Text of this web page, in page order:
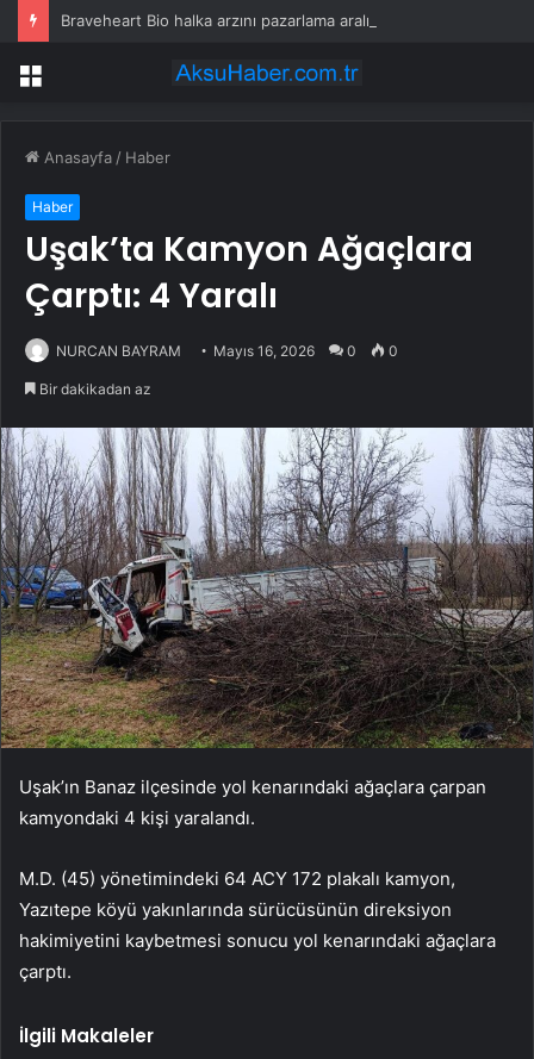
Menü
Anasayfa / Haber
Haber
Uşak’ta Kamyon Ağaçlara
Çarptı: 4 Yaralı
NURCAN BAYRAM Mayıs 16, 2026 0 0
Bir dakikadan az
Uşak’ın Banaz ilçesinde yol kenarındaki ağaçlara çarpan
kamyondaki 4 kişi yaralandı.
M.D. (45) yönetimindeki 64 ACY 172 plakalı kamyon,
Yazıtepe köyü yakınlarında sürücüsünün direksiyon
hakimiyetini kaybetmesi sonucu yol kenarındaki ağaçlara
çarptı.
İlgili Makaleler